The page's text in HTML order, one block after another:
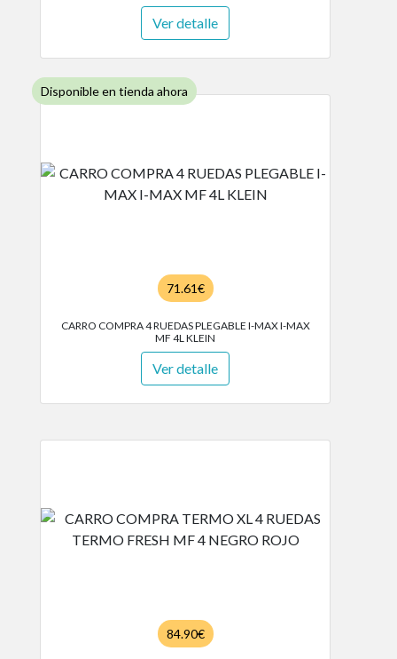
Ver detalle
Disponible en tienda ahora
71.61€
CARRO COMPRA 4 RUEDAS PLEGABLE I-MAX I-MAX
MF 4L KLEIN
Ver detalle
84.90€